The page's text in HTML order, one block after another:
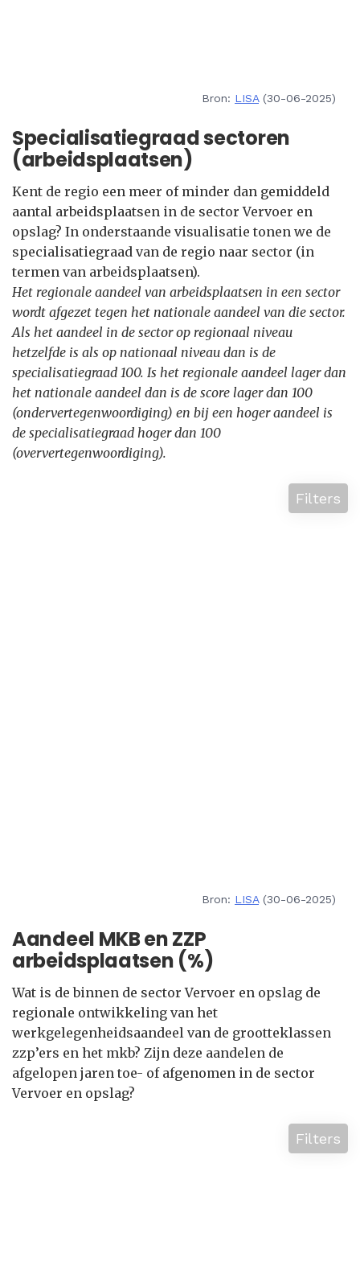
Bron: LISA(30-06-2025)
Specialisatiegraad sectoren
(arbeidsplaatsen)
Kent de regio een meer of minder dan gemiddeld
aantal arbeidsplaatsen in de sector Vervoer en
opslag? In onderstaande visualisatie tonen we de
specialisatiegraad van de regio naar sector (in
termen van arbeidsplaatsen).
Het regionale aandeel van arbeidsplaatsen in een sector
wordt afgezet tegen het nationale aandeel van die sector.
Als het aandeel in de sector op regionaal niveau
hetzelfde is als op nationaal niveau dan is de
specialisatiegraad 100. Is het regionale aandeel lager dan
het nationale aandeel dan is de score lager dan 100
(ondervertegenwoordiging) en bij een hoger aandeel is
de specialisatiegraad hoger dan 100
(oververtegenwoordiging).
Filters
Bron: LISA(30-06-2025)
Aandeel MKB en ZZP
arbeidsplaatsen (%)
Wat is de binnen de sector Vervoer en opslag de
regionale ontwikkeling van het
werkgelegenheidsaandeel van de grootteklassen
zzp’ers en het mkb? Zijn deze aandelen de
afgelopen jaren toe- of afgenomen in de sector
Vervoer en opslag?
Filters